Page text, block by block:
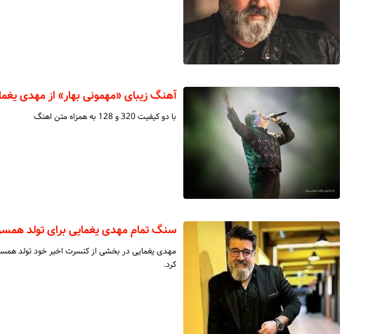
آهنگ زیبای «مهمونی بهار» از مهدی
با دو کیفیت 320 و 128 به همزاه متن اهنگ
سنگ تمام مهدی یغمایی برای تولد
مهدی یغمایی در بخشی از کنسرت اخیر خود تولد
کرد.